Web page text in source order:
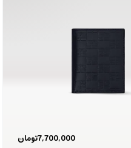
7,700,000تومان